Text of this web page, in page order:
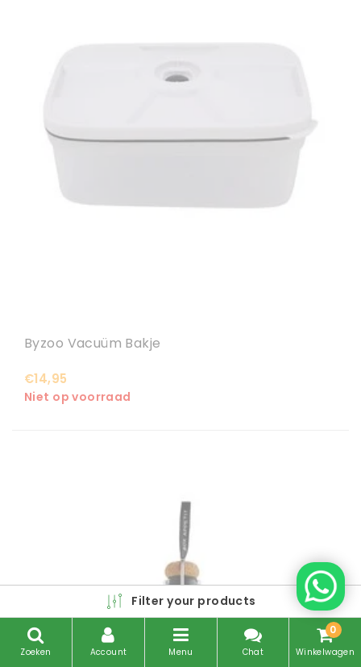
Byzoo Vacuüm Bakje
€14,95
Niet op voorraad
Filter your products
Zoeken Account Menu Chat
0
Winkelwagen